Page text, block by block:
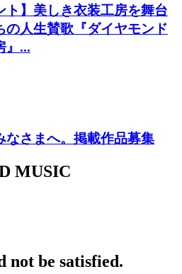
ト】美しき衣装工房を舞台
の人生賛歌『ダイヤモンド
』...
なさまへ。掲載作品募集
MUSIC